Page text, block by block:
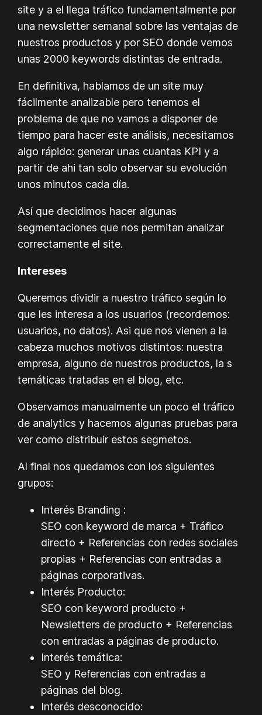
site y a el llega tráfico fundamentalmente por
una newsletter semanal sobre las ventajas de
nuestros productos y por SEO donde vemos
unas 2000 keywords distintas de entrada.
En definitiva, hablamos de un site muy
fácilmente analizable pero tenemos el
problema de que no vamos a disponer de
tiempo para hacer este análisis, necesitamos
algo rápido: generar unas cuantas KPI y a
partir de ahi tan solo observar su evolución
unos minutos cada día.
Así que decidimos hacer algunas
segmentaciones que nos permitan analizar
correctamente el site.
Intereses
Queremos dividir a nuestro tráfico según lo
que les interesa a los usuarios (recordemos:
usuarios, no datos). Asi que nos vienen a la
cabeza muchos motivos distintos: nuestra
empresa, alguno de nuestros productos, la s
temáticas tratadas en el blog, etc.
Observamos manualmente un poco el tráfico
de analytics y hacemos algunas pruebas para
ver como distribuir estos segmetos.
Al final nos quedamos con los siguientes
grupos:
Interés Branding :
SEO con keyword de marca + Tráfico
directo + Referencias con redes sociales
propias + Referencias con entradas a
páginas corporativas.
Interés Producto:
SEO con keyword producto +
Newsletters de producto + Referencias
con entradas a páginas de producto.
Interés temática:
SEO y Referencias con entradas a
páginas del blog.
Interés desconocido: